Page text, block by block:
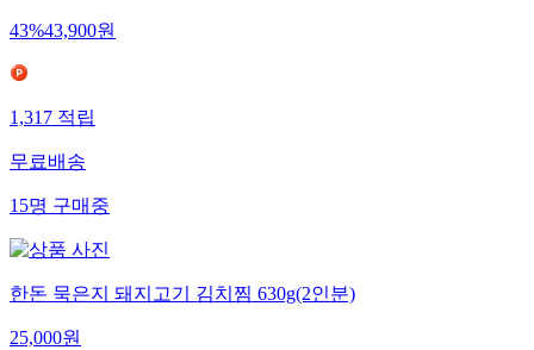
43%43,900원
1,317 적립
무료배송
15명 구매중
한돈 묵은지 돼지고기 김치찜 630g(2인분)
25,000원